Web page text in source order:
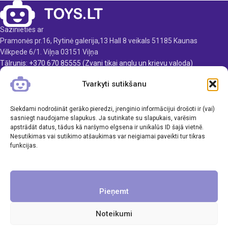
Tvarkyti sutikšanu
Siekdami nodrošināt gerāko pieredzi, įrenginio informācijui drošoti ir (vai)
sasniegt naudojame slapukus. Ja sutinkate su slapukais, varēsim
apstrādāt datus, tādus kā naršymo elgsena ir unikalūs ID šajā vietnē.
Nesutikimas vai sutikimo atšaukimas var neigiamai paveikti tur tikras
funkcijas.
Pieņemt
Noteikumi
gadiem.
plastmasa
Ieteicamais vecums: no 3
Nepieciešamie elementi:
Sazinieties ar
Pramonės pr.16, Rytinė galerija,13 Hall 8 veikals 51185 Kaunas
Vilkpede 6/1. Viļņa 03151 Viļņa
Tālrunis: +370 670 85555 (Zvani tikai anglu un krievu valoda)
E-pasts: info@toys.lt
KLIENTAMS
INFORMĀCIJA